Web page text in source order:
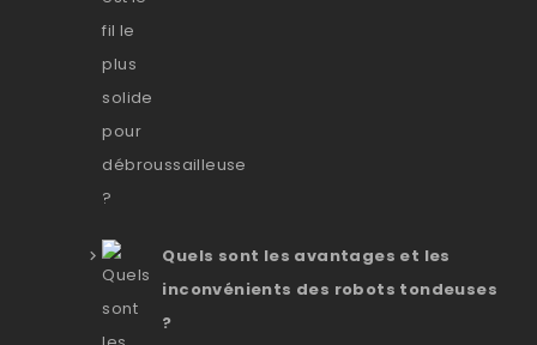
Quels sont les avantages et les
inconvénients des robots tondeuses
?